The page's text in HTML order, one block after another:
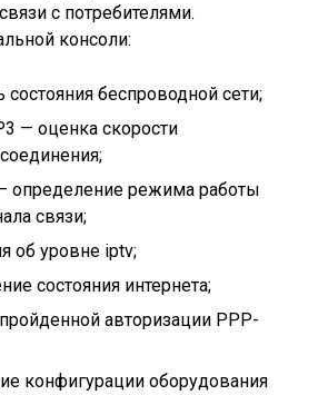
с потребителями.
консоли:
беспроводной сети;
— оценка скорости
определение режима работы
связи;
об уровне iptv;
состояния интернета;
авторизации PPP-
конфигурации оборудования